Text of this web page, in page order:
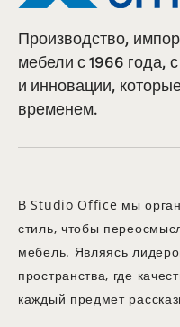
Производство,
мебели с 1966 года,
и инновации,
временем.
В Studio Office мы
стиль, чтобы
мебель. Являясь
пространства, где
каждый предмет